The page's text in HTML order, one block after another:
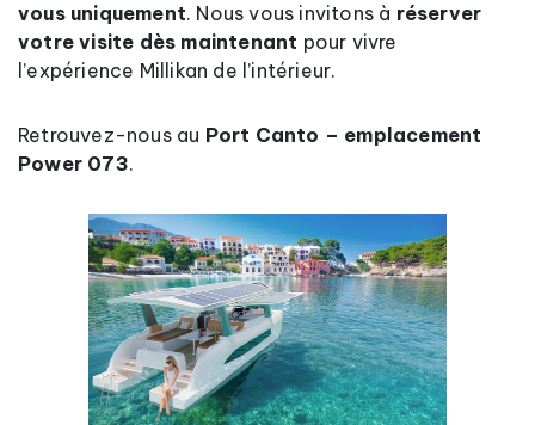
vous uniquement. Nous vous invitons à réserver
votre visite dès maintenant pour vivre
l’expérience Millikan de l’intérieur.
Retrouvez-nous au Port Canto – emplacement
Power 073.